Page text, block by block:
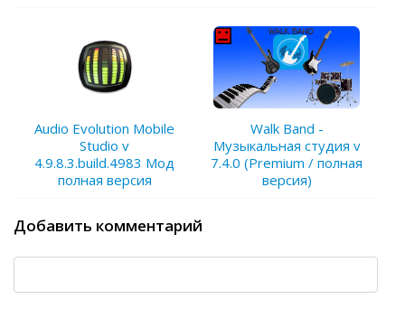
Audio Evolution Mobile
Studio v
4.9.8.3.build.4983 Мод
полная версия
Walk Band -
Музыкальная студия v
7.4.0 (Premium / полная
версия)
Добавить комментарий